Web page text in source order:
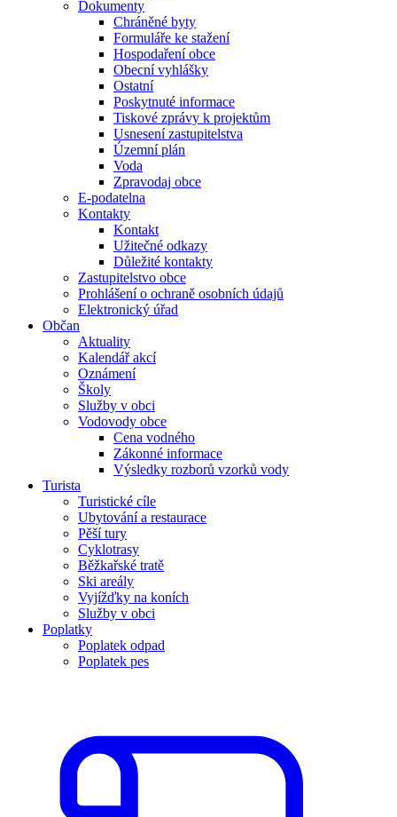
Dokumenty
Chráněné byty
Formuláře ke stažení
Hospodaření obce
Obecní vyhlášky
Ostatní
Poskytnuté informace
Tiskové zprávy k projektům
Usnesení zastupitelstva
Územní plán
Voda
Zpravodaj obce
E-podatelna
Kontakty
Kontakt
Užitečné odkazy
Důležité kontakty
Zastupitelstvo obce
Prohlášení o ochraně osobních údajů
Elektronický úřad
Občan
Aktuality
Kalendář akcí
Oznámení
Školy
Služby v obci
Vodovody obce
Cena vodného
Zákonné informace
Výsledky rozborů vzorků vody
Turista
Turistické cíle
Ubytování a restaurace
Pěší tury
Cyklotrasy
Běžkařské tratě
Ski areály
Vyjížďky na koních
Služby v obci
Poplatky
Poplatek odpad
Poplatek pes